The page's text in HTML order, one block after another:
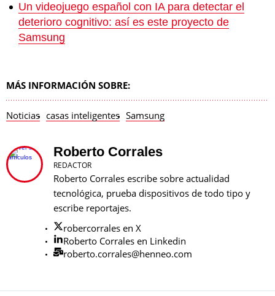
Un videojuego español con IA para detectar el
deterioro cognitivo: así es este proyecto de
Samsung
MÁS INFORMACIÓN SOBRE:
Noticias casas inteligentes Samsung
Roberto Corrales
REDACTOR
Roberto Corrales escribe sobre actualidad
tecnológica, prueba dispositivos de todo tipo y
escribe reportajes.
robercorrales en X
Roberto Corrales en Linkedin
roberto.corrales@henneo.com